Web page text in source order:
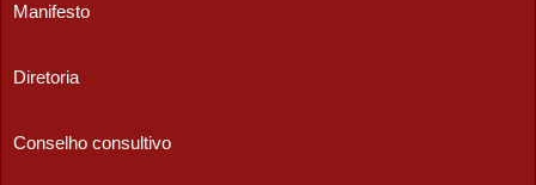
Manifesto
Diretoria
Conselho consultivo